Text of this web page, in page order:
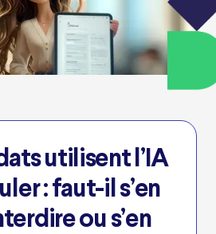
utilisent l’IA
: faut-il s’en
ou s’en